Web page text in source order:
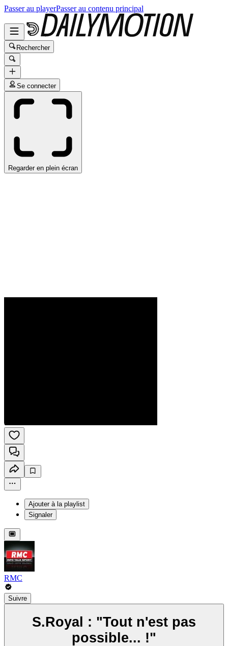
Passer au playerPasser au contenu principal
Rechercher
Se connecter
Regarder en plein écran
Ajouter à la playlist
Signaler
RMC
Suivre
S.Royal : "Tout n'est pas
possible... !"